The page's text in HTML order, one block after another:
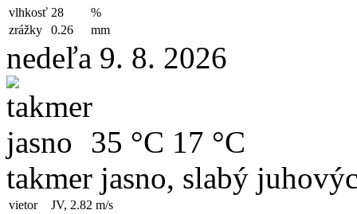
vlhkosť 28
%
zrážky
0.26 mm
nedeľa 9. 8. 2026
35 °C 17 °C
takmer jasno, slabý
vietor JV, 2.82 m/s